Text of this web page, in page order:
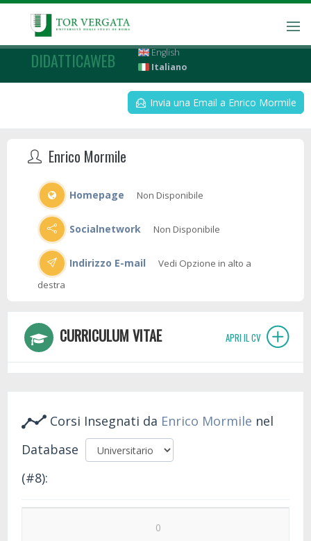
DIDATTICAWEB
English
Italiano
Invia una Email a Enrico Mormile
Enrico Mormile
Homepage Non Disponibile
Socialnetwork Non Disponibile
Indirizzo E-mail
Vedi Opzione in alto a
destra
CURRICULUM VITAE APRI IL CV
Corsi Insegnati da Enrico Mormile
Database
(#8):
0